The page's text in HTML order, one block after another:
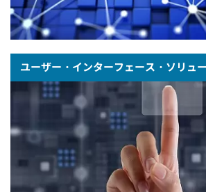
ユーザー・インターフェース・ソリュ